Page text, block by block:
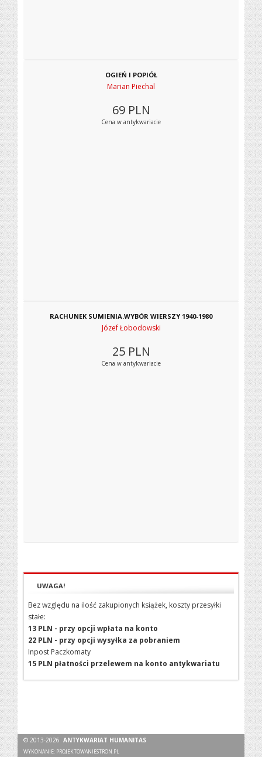
OGIEŃ I POPIÓŁ
Marian Piechal
69 PLN
Cena w antykwariacie
RACHUNEK SUMIENIA.WYBÓR WIERSZY 1940-1980
Józef Łobodowski
25 PLN
Cena w antykwariacie
UWAGA!
Bez względu na ilość zakupionych książek, koszty przesyłki
stałe:
13 PLN - przy opcji wpłata na konto
22 PLN - przy opcji wysyłka za pobraniem
Inpost Paczkomaty
15 PLN płatności przelewem na konto antykwariatu
© 2013-2026ANTYKWARIAT HUMANITAS
WYKONANIE: PROJEKTOWANIESTRON.PL